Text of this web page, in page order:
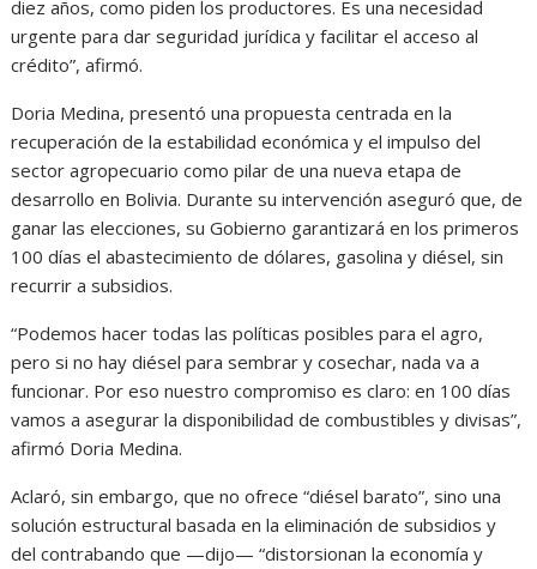
diez años, como piden los productores. Es una necesidad
urgente para dar seguridad jurídica y facilitar el acceso al
crédito”, afirmó.
Doria Medina, presentó una propuesta centrada en la
recuperación de la estabilidad económica y el impulso del
sector agropecuario como pilar de una nueva etapa de
desarrollo en Bolivia. Durante su intervención aseguró que, de
ganar las elecciones, su Gobierno garantizará en los primeros
100 días el abastecimiento de dólares, gasolina y diésel, sin
recurrir a subsidios.
“Podemos hacer todas las políticas posibles para el agro,
pero si no hay diésel para sembrar y cosechar, nada va a
funcionar. Por eso nuestro compromiso es claro: en 100 días
vamos a asegurar la disponibilidad de combustibles y divisas”,
afirmó Doria Medina.
Aclaró, sin embargo, que no ofrece “diésel barato”, sino una
solución estructural basada en la eliminación de subsidios y
del contrabando que —dijo— “distorsionan la economía y